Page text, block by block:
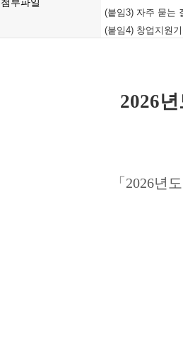
(붙임3) 자주 묻는
(붙임4) 창업지원
2026
「 2026년